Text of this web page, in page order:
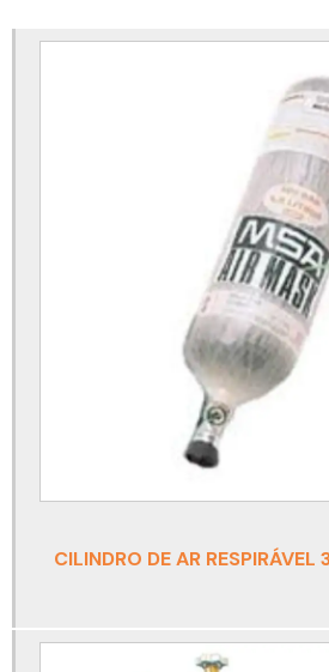
Cinto de segurança com talabarte para
Cinto de segurança com talabarte preço
Cinto de segurança tipo paraquedista
Cinto de segurança tipo paraquedista com
Cinto de segurança trabalho em altura
Cinto de segurança trabalho em altura para
Cinto para trabalho em altura acima de 100
Cinto paraquedista para eletricista com
Cinto paraquedista para espaço confinado
Conjunto autônomo
Conjunto autônomo de ar respirável draeger
CILINDRO DE AR